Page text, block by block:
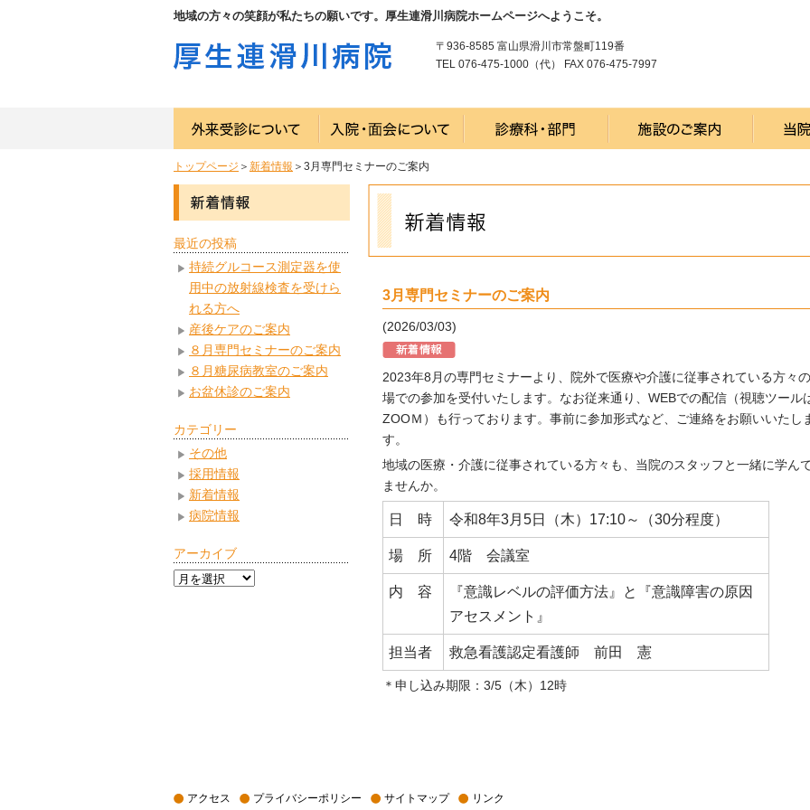
地域の方々の笑顔が私たちの願いです。厚生連滑川病院ホームページへようこそ。
〒936-8585 富山県滑川市常盤町119番
TEL 076-475-1000（代） FAX 076-475-7997
トップページ ＞ 新着情報 ＞3月専門セミナーのご案内
3月専門セミナーのご案内
(2026/03/03)
2023年8月の専門セミナーより、院外で医療や介護に従事されている方々
場での参加を受付いたします。なお従来通り、WEBでの配信（視聴ツール
ZOOＭ）も行っております。事前に参加形式など、ご連絡をお願いいたし
す。
地域の医療・介護に従事されている方々も、当院のスタッフと一緒に学ん
ませんか。
日 時 令和8年3月5日（木）17:10～（30分程度）
場 所 4階 会議室
内 容
『意識レベルの評価方法』と『意識障害の原因
アセスメント』
担当者 救急看護認定看護師 前田 憲
＊申し込み期限：3/5（木）12時
最近の投稿
持続グルコース測定器を使
用中の放射線検査を受けら
れる方へ
産後ケアのご案内
８月専門セミナーのご案内
８月糖尿病教室のご案内
お盆休診のご案内
カテゴリー
その他
採用情報
新着情報
病院情報
アーカイブ
ア
アクセス プライバシーポリシー サイトマップ リンク